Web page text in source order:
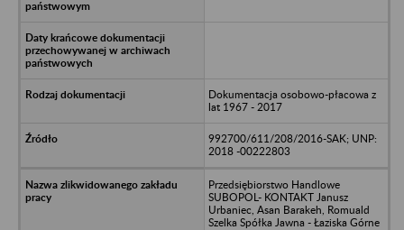
Dokumentacja osobowo-płacowa z
lat 1967 - 2017
992700/611/208/2016-SAK; UNP:
2018 -00222803
Przedsiębiorstwo Handlowe
SUBOPOL- KONTAKT Janusz
Urbaniec, Asan Barakeh, Romuald
Szelka Spółka Jawna - Łaziska Górne